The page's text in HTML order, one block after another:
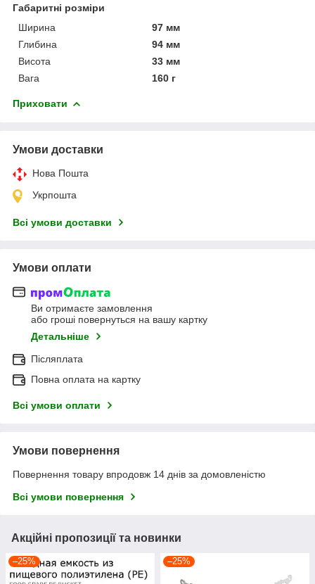
Габаритні розміри
Ширина
97 мм
Глибина
94 мм
Висота
33 мм
Вага
160 г
Приховати
Умови доставки
Нова Пошта
Укрпошта
Всі умови доставки
Умови оплати
Ви отримаєте замовлення
або гроші повернуться на вашу картку
Детальніше
Післяплата
Повна оплата на картку
Всі умови оплати
Умови повернення
Повернення товару впродовж 14 днів за домовленістю
Всі умови повернення
Акційні пропозиції та новинки
–25% –25%